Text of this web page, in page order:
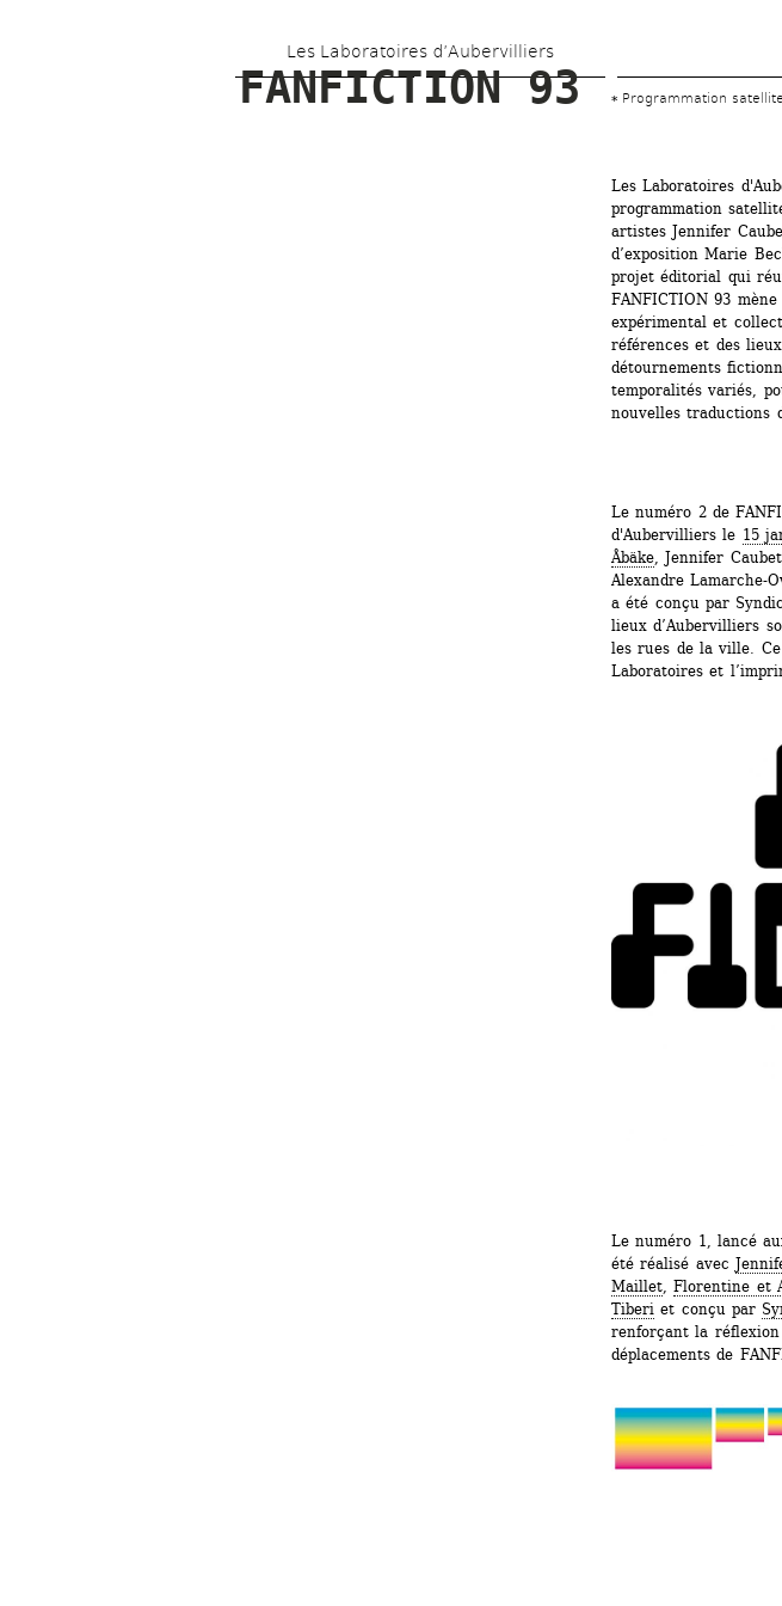
contenu
principal
Les Laboratoires d’Aubervilliers
FANFICTION 93 Programmation satellite
Les Laboratoires
programmation
artistes Jennifer
d’exposition Marie
projet éditorial qui
FANFICTION 93
expérimental et
références et des
détournements
temporalités variés,
nouvelles
Le numéro 2 de
d'Aubervilliers le 15
Åbäke , Jennifer
Alexandre Lamarche-
a été conçu par
lieux d’Aubervilliers
les rues de la ville.
Laboratoires et
Le numéro 1, lancé
été réalisé avec
Maillet , Florentine et
Tiberi et conçu par
renforçant la
déplacements de